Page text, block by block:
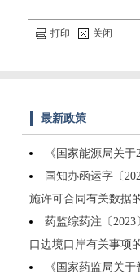
打印 关闭
最新政策
《国家能源局关
国知办函运字〔
施许可合同有关数据
药监综药注〔
口边境口岸有关事项
《国家药监局关